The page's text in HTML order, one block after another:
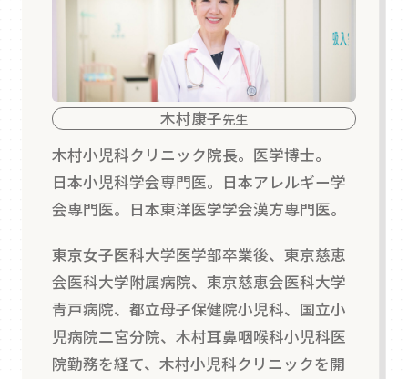
木村康子先生
木村小児科クリニック院長。医学博士。
日本小児科学会専門医。日本アレルギー学
会専門医。日本東洋医学学会漢方専門医。
東京女子医科大学医学部卒業後、東京慈恵
会医科大学附属病院、東京慈恵会医科大学
青戸病院、都立母子保健院小児科、国立小
児病院二宮分院、木村耳鼻咽喉科小児科医
院勤務を経て、木村小児科クリニックを開